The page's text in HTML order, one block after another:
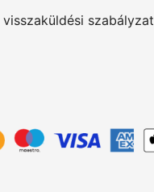
szabályzat